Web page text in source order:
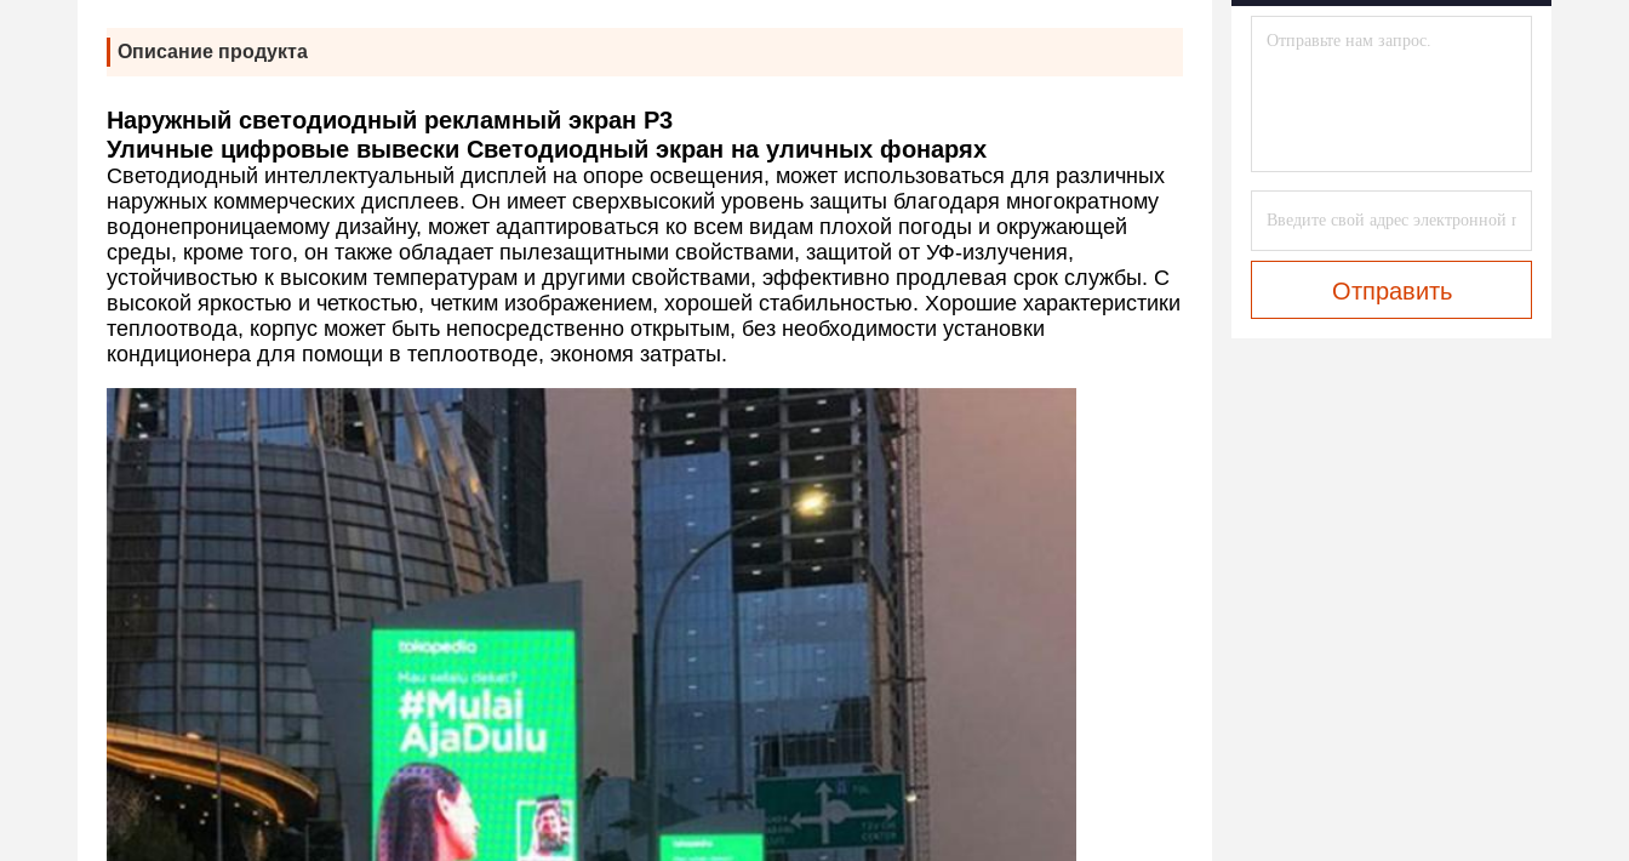
Описание продукта
Наружный светодиодный рекламный экран P3
Уличные цифровые вывески Светодиодный экран на уличных фонарях
Светодиодный интеллектуальный дисплей на опоре освещения, может использоваться для различных
наружных коммерческих дисплеев. Он имеет сверхвысокий уровень защиты благодаря многократному
водонепроницаемому дизайну, может адаптироваться ко всем видам плохой погоды и окружающей
среды, кроме того, он также обладает пылезащитными свойствами, защитой от УФ-излучения,
устойчивостью к высоким температурам и другими свойствами, эффективно продлевая срок службы. С
высокой яркостью и четкостью, четким изображением, хорошей стабильностью. Хорошие характеристики
теплоотвода, корпус может быть непосредственно открытым, без необходимости установки
кондиционера для помощи в теплоотводе, экономя затраты.
Отправить